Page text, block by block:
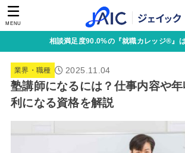
MENU
相談満足度90.0%の『就職カレッジ®』
業界・職種 2025.11.04
塾講師になるには？仕事内容や
利になる資格を解説